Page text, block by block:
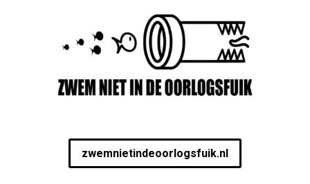
zwemnietindeoorlogsfuik.nl